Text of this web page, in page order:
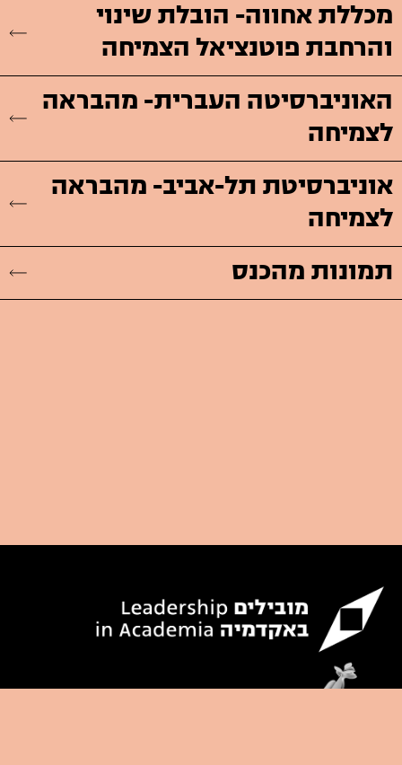
מכללת אחווה- הובלת שינוי
והרחבת פוטנציאל הצמיחה
האוניברסיטה העברית- מהבראה
לצמיחה
אוניברסיטת תל-אביב- מהבראה
לצמיחה
תמונות מהכנס